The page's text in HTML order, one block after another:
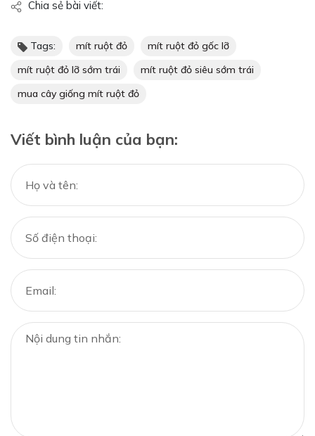
Chia sẻ bài viết:
Tags: mít ruột đỏ
mít ruột đỏ gốc lỡ
mít ruột đỏ lỡ sớm trái
mít ruột đỏ siêu sớm trái
mua cây giống mít ruột đỏ
Viết bình luận của bạn: